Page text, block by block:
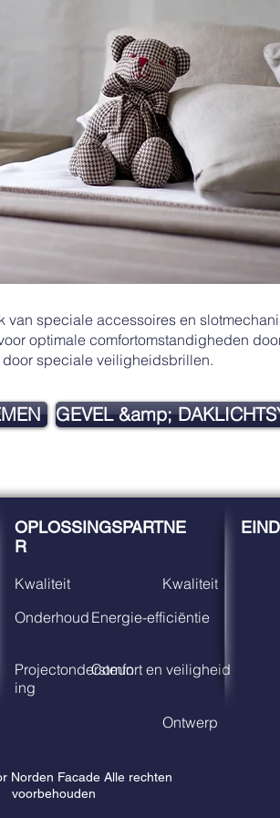
speciale accessoires en
optimale comfortomstandigheden
speciale veiligheidsbrillen.
GEVEL &amp;
OPLOSSINGSPARTNE
R
Kwaliteit
Kwaliteit
Onderhoud
Comfort en veiligheid
Projectondersteun
ing
Energie-efficiëntie
Ontwerp
Norden Facade Alle rechten
voorbehouden